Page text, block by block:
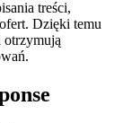
treści,
Dzięki temu
otrzymują